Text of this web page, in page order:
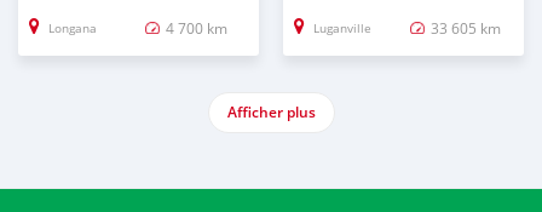
Longana 4 700 km Luganville 33 605 km
Afficher plus